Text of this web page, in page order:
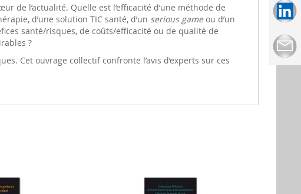
de l’actualité. Quelle est l’efficacité d’une méthode de
d’une solution TIC santé, d’un serious gameou d’un
santé/risques, de coûts/efficacité ou de qualité de
?
Cet ouvrage collectif confronte l’avis d’experts sur ces